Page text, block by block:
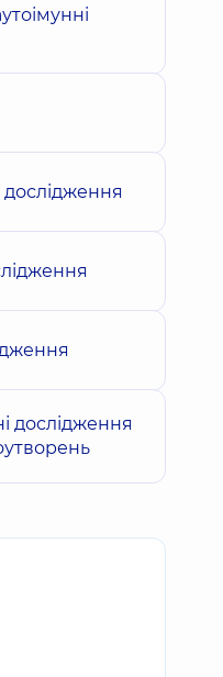
дослідження
дослідження